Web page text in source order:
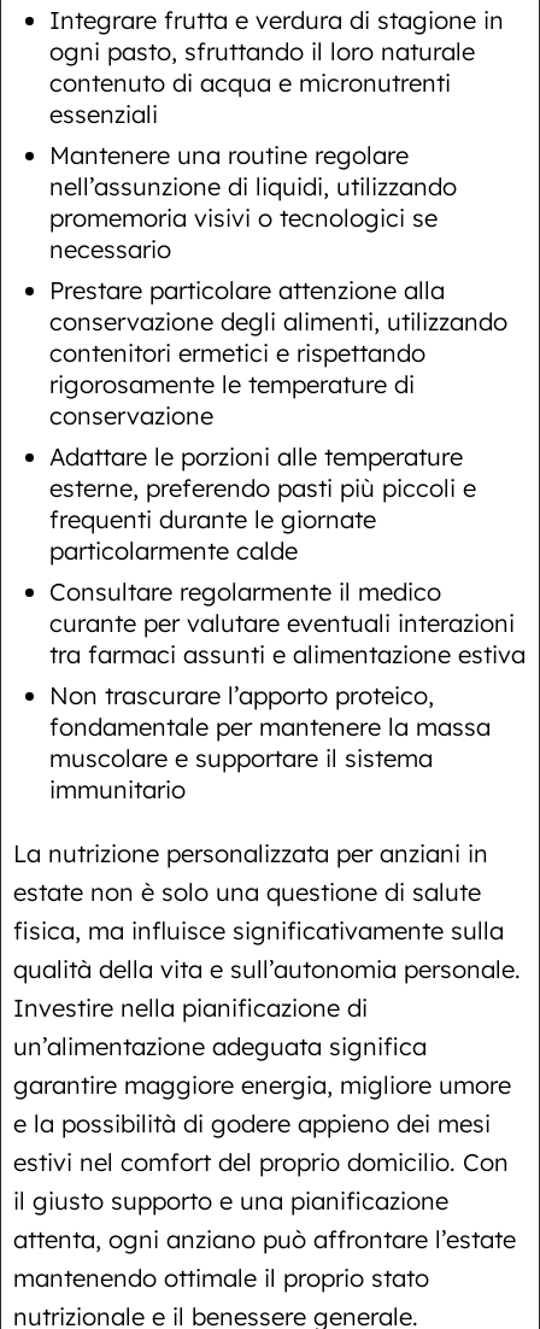
Integrare frutta e verdura di stagione in
ogni pasto, sfruttando il loro naturale
contenuto di acqua e micronutrenti
essenziali
Mantenere una routine regolare
nell’assunzione di liquidi, utilizzando
promemoria visivi o tecnologici se
necessario
Prestare particolare attenzione alla
conservazione degli alimenti, utilizzando
contenitori ermetici e rispettando
rigorosamente le temperature di
conservazione
Adattare le porzioni alle temperature
esterne, preferendo pasti più piccoli e
frequenti durante le giornate
particolarmente calde
Consultare regolarmente il medico
curante per valutare eventuali interazioni
tra farmaci assunti e alimentazione estiva
Non trascurare l’apporto proteico,
fondamentale per mantenere la massa
muscolare e supportare il sistema
immunitario
La nutrizione personalizzata per anziani in
estate non è solo una questione di salute
fisica, ma influisce significativamente sulla
qualità della vita e sull’autonomia personale.
Investire nella pianificazione di
un’alimentazione adeguata significa
garantire maggiore energia, migliore umore
e la possibilità di godere appieno dei mesi
estivi nel comfort del proprio domicilio. Con
il giusto supporto e una pianificazione
attenta, ogni anziano può affrontare l’estate
mantenendo ottimale il proprio stato
nutrizionale e il benessere generale.